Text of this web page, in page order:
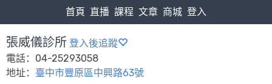
首頁 直播 課程 文章 商城 登入
張威儀診所 登入後追蹤
電話：04-25293058
地址： 臺中市豐原區中興路63號